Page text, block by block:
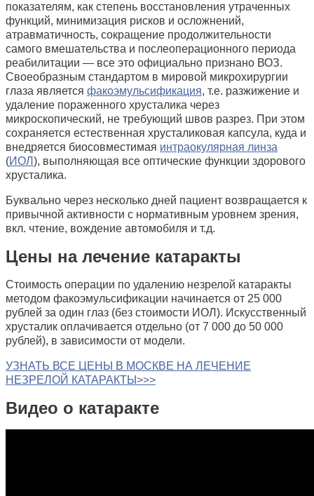
показателям, как степень восстановления утраченных
функций, минимизация рисков и осложнений,
атравматичность, сокращение продолжительности
самого вмешательства и послеоперационного периода
реабилитации — все это официально признано ВОЗ.
Своеобразным стандартом в мировой микрохирургии
глаза является факоэмульсификация, т.е. разжижение и
удаление пораженного хрусталика через
микроскопический, не требующий швов разрез. При этом
сохраняется естественная хрусталиковая капсула, куда и
внедряется биосовместимая интраокулярная линза
(ИОЛ), выполняющая все оптические функции здорового
хрусталика.
Буквально через несколько дней пациент возвращается к
привычной активности с нормативным уровнем зрения,
вкл. чтение, вождение автомобиля и т.д.
Цены на лечение катаракты
Стоимость операции по удалению незрелой катаракты
методом факоэмульсификации начинается от 25 000
рублей за один глаз (без стоимости ИОЛ). Искусственный
хрусталик оплачивается отдельно (от 7 000 до 50 000
рублей), в зависимости от модели.
УЗНАТЬ ВСЕ ЦЕНЫ В МОСКВЕ НА ЛЕЧЕНИЕ
НЕЗРЕЛОЙ КАТАРАКТЫ>>>
Видео о катаракте